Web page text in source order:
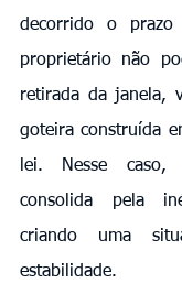
decorrido o
proprietário não
retirada da janela,
goteira construída
lei. Nesse caso,
consolida pela
criando uma
estabilidade.